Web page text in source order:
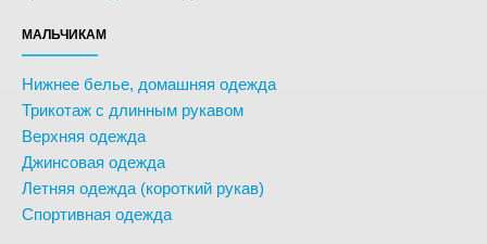
МАЛЬЧИКАМ
Нижнее белье, домашняя одежда
Трикотаж с длинным рукавом
Верхняя одежда
Джинсовая одежда
Летняя одежда (короткий рукав)
Спортивная одежда